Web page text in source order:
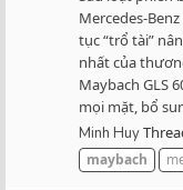
Mercedes-
tục “trổ tài”
nhất của
Maybach GLS
mọi mặt, bổ
Minh Huy
maybach